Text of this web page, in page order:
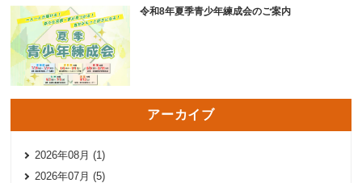
令和8年夏季青少年練成会のご案内
アーカイブ
2026年08月 (1)
2026年07月 (5)